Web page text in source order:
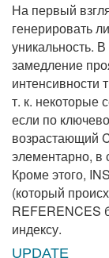
Hа первый
генерировать
уникальность.
замедление
интенсивности
т. к. некоторые
если по
возрастающий
элементарно, в
Кроме этого,
(который
REFERENCES
индексу.
UPDATE